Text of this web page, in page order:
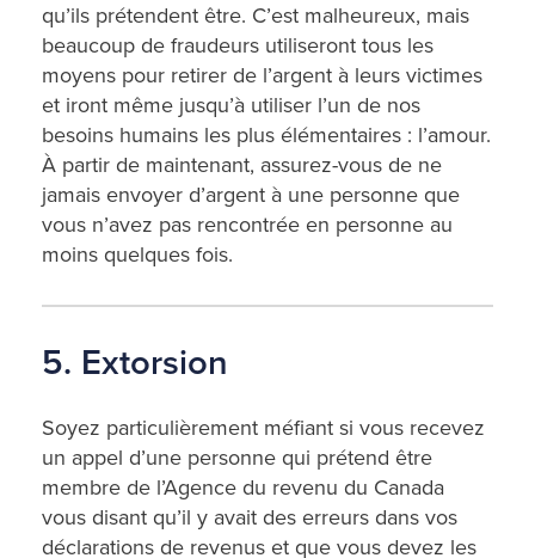
qu’ils prétendent être. C’est malheureux, mais
beaucoup de fraudeurs utiliseront tous les
moyens pour retirer de l’argent à leurs victimes
et iront même jusqu’à utiliser l’un de nos
besoins humains les plus élémentaires : l’amour.
À partir de maintenant, assurez-vous de ne
jamais envoyer d’argent à une personne que
vous n’avez pas rencontrée en personne au
moins quelques fois.
5. Extorsion
Soyez particulièrement méfiant si vous recevez
un appel d’une personne qui prétend être
membre de l’Agence du revenu du Canada
vous disant qu’il y avait des erreurs dans vos
déclarations de revenus et que vous devez les